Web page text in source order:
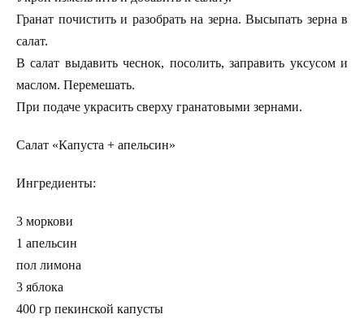
Гранат почистить и разобрать на зерна. Высыпать зерна в
салат.
В салат выдавить чеснок, посолить, заправить уксусом и
маслом. Перемешать.
При подаче украсить сверху гранатовыми зернами.
Салат «Капуста + апельсин»
Ингредиенты:
3 моркови
1 апельсин
пол лимона
3 яблока
400 гр пекинской капусты